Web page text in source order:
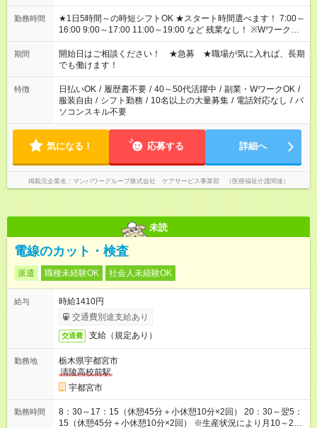
勤務時間
★1日5時間～の時短シフトOK ★スタート時間選べます！ 7:00～
16:00 9:00～17:00 11:00～19:00 など 残業なし！ ※Wワークの
場合、他のお仕事と合わせ週40時間超の就業はご案内できませ
ん ※法令に基づき、週20時間以上勤務は社会保険への加入対象
となります ※労働者派遣法（日雇い派遣の原則禁止）により、
短時間・短期間の就業はご案内が難しい場合があります
期間
開始日はご相談ください！ ★急募 ★職場が気に入れば、長期
でも働けます！
特徴 日払いOK / 履歴書不要 / 40～50代活躍中 / 副業・WワークOK /
服装自由 / シフト勤務 / 10名以上の大量募集 / 電話対応なし / パ
ソコンスキル不要
気になる！ 応募する 詳細へ
掲載元企業名 マンパワーグループ株式会社 ケアサービス事業部 （医療福祉介護関連）
未読
電線のカット・検査
派遣 職種未経験OK 社会人未経験OK
給与
時給1410円
交通費別途支給あり
交通費 支給（規定あり）
勤務地
栃木県宇都宮市
清陵高校前駅
宇都宮市
勤務時間
8：30～17：15（休憩45分＋小休憩10分×2回） 20：30～翌5：
15（休憩45分＋小休憩10分×2回） ※生産状況により月10～20